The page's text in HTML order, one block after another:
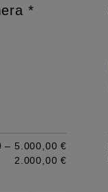
*
– 5.000,00 €
2.000,00 €